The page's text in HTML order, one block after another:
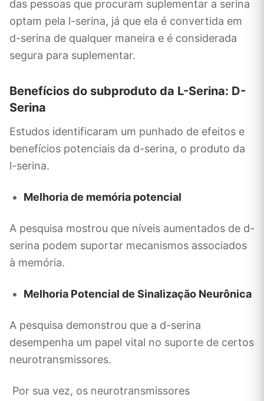
das pessoas que procuram suplementar a serina
optam pela l-serina, já que ela é convertida em
d-serina de qualquer maneira e é considerada
segura para suplementar.
Benefícios do subproduto da L-Serina: D-
Serina
Estudos identificaram um punhado de efeitos e
benefícios potenciais da d-serina, o produto da
l-serina.
Melhoria de memória potencial
A pesquisa mostrou que níveis aumentados de d-
serina podem suportar mecanismos associados
à memória.
Melhoria Potencial de Sinalização Neurônica
A pesquisa demonstrou que a d-serina
desempenha um papel vital no suporte de certos
neurotransmissores.
Por sua vez, os neurotransmissores